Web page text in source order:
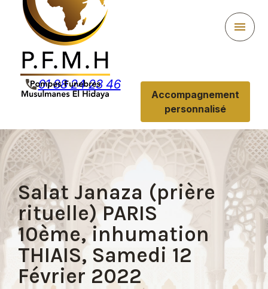
menu
phone01 88 24 23 46
Accompagnement
personnalisé
Salat Janaza (prière
rituelle) PARIS
10ème, inhumation
THIAIS, Samedi 12
Février 2022
Panneau de gestion des cookies